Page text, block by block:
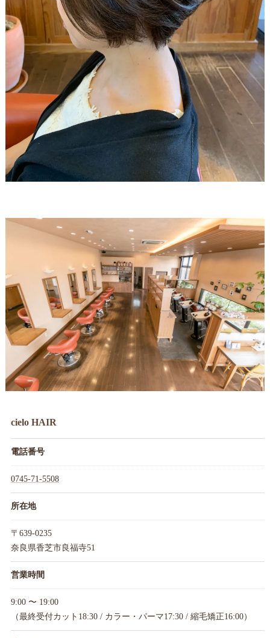
cielo HAIR
電話番号
0745-71-5508
所在地
〒639-0235
奈良県香芝市良福寺51
営業時間
9:00 〜 19:00
（最終受付カット18:30 / カラー・パーマ17:30 / 縮毛矯正16:00）